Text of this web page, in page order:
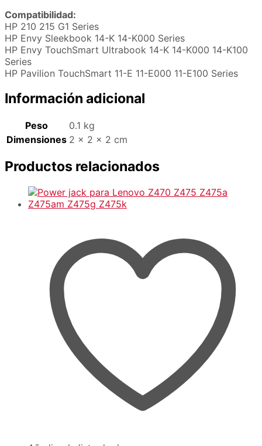
Compatibilidad:
HP 210 215 G1 Series
HP Envy Sleekbook 14-K 14-K000 Series
HP Envy TouchSmart Ultrabook 14-K 14-K000 14-K100
Series
HP Pavilion TouchSmart 11-E 11-E000 11-E100 Series
Información adicional
Peso
0.1 kg
Dimensiones 2 × 2 × 2 cm
Productos relacionados